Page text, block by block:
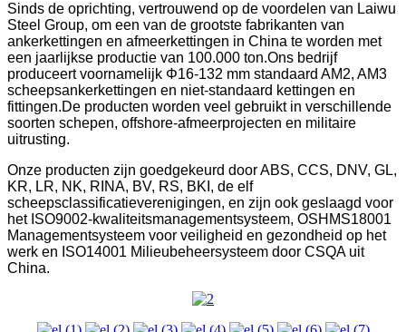
Sinds de oprichting, vertrouwend op de voordelen van Laiwu
Steel Group, om een ​​van de grootste fabrikanten van
ankerkettingen en afmeerkettingen in China te worden met
een jaarlijkse productie van 100.000 ton.Ons bedrijf
produceert voornamelijk Φ16-132 mm standaard AM2, AM3
scheepsankerkettingen en niet-standaard kettingen en
fittingen.De producten worden veel gebruikt in verschillende
soorten schepen, offshore-afmeerprojecten en militaire
uitrusting.
Onze producten zijn goedgekeurd door ABS, CCS, DNV, GL,
KR, LR, NK, RINA, BV, RS, BKI, de elf
scheepsclassificatieverenigingen, en zijn ook geslaagd voor
het ISO9002-kwaliteitsmanagementsysteem, OSHMS18001
Managementsysteem voor veiligheid en gezondheid op het
werk en ISO14001 Milieubeheersysteem door CSQA uit
China.